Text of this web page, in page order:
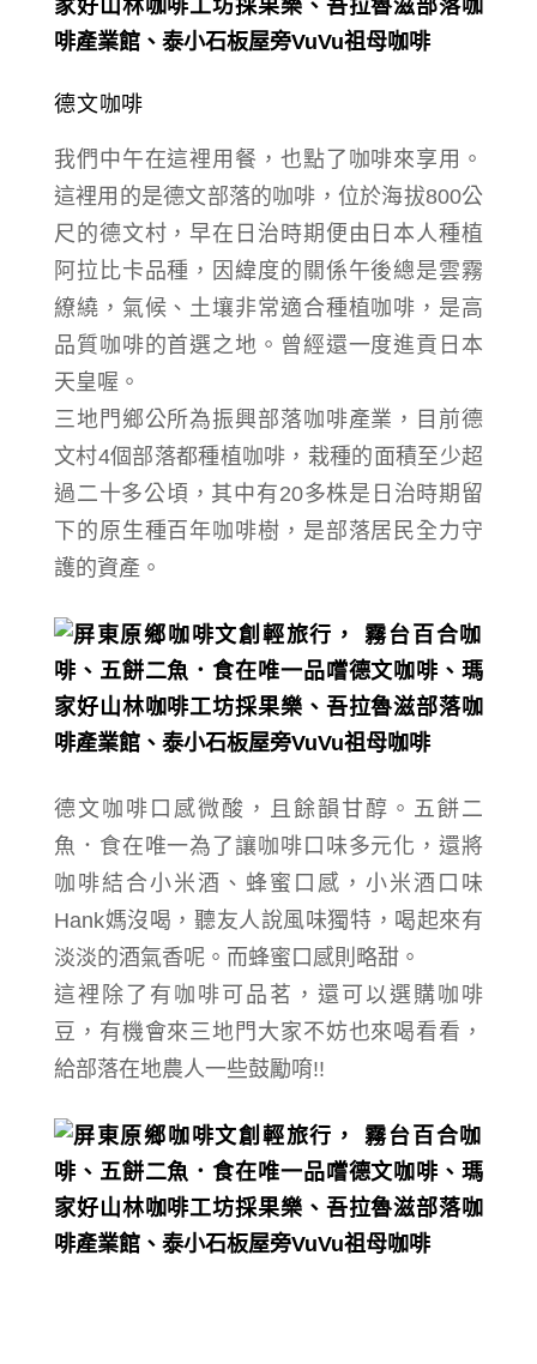
德文咖啡
我們中午在這裡用餐，也點了咖啡來享用。
這裡用的是德文部落的咖啡， 位於海拔800公
尺的德文村，早在日治時期便由日本人種植
阿拉比卡品種 ， 因緯度的關係午後總是雲霧
繚繞，氣候、土壤非常適合種植咖啡， 是高
品質咖啡的首選之地。 曾經還一度進貢日本
天皇喔。
三地門鄉公所為振興部落咖啡產業，目前德
文村4個部落都種植咖啡， 栽種的面積至少超
過二十多公頃，其中有20多株是日治時期留
下的原生種百年咖啡樹，是部落居民全力守
護的資產 。
德文咖啡口感微酸，且餘韻甘醇。 五餅二
魚．食在唯一為了讓咖啡口味多元化，還將
咖啡結合小米酒、蜂蜜口感，小米酒口味
Hank媽沒喝，聽友人說風味獨特，喝起來有
淡淡的酒氣香呢。而蜂蜜口感則略甜。
這裡除了有咖啡可品茗，還可以選購咖啡
豆， 有機會來三地門大家不妨也來喝看看，
給部落在地農人一些鼓勵唷!!